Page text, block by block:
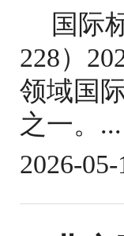
国际
228）
领域国
之一。...
2026-